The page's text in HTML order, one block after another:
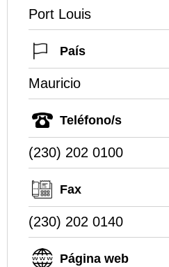
Port Louis
País
Mauricio
Teléfono/s
(230) 202 0100
Fax
(230) 202 0140
Página web